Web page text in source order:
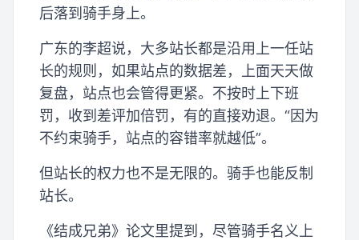
后落到骑手身上。
广东的李超说，大多站长都是沿用上一任站
长的规则，如果站点的数据差，上面天天做
复盘，站点也会管得更紧。不按时上下班
罚，收到差评加倍罚，有的直接劝退。“因为
不约束骑手，站点的容错率就越低”。
但站长的权力也不是无限的。骑手也能反制
站长。
《结成兄弟》论文里提到，尽管骑手名义上